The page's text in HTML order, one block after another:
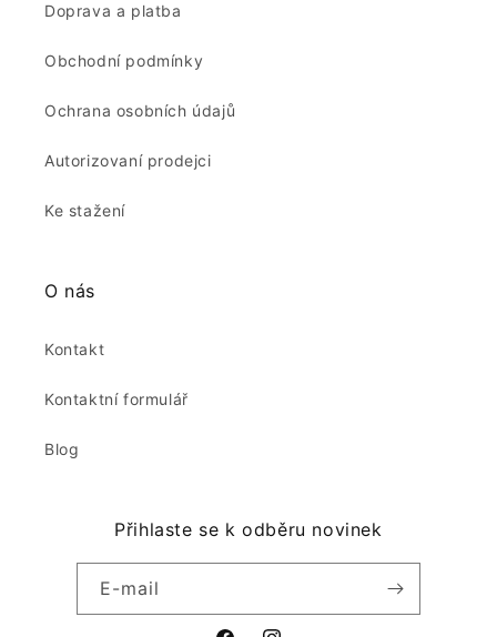
Doprava a platba
Obchodní podmínky
Ochrana osobních údajů
Autorizovaní prodejci
Ke stažení
O nás
Kontakt
Kontaktní formulář
Blog
Přihlaste se k odběru novinek
E-mail